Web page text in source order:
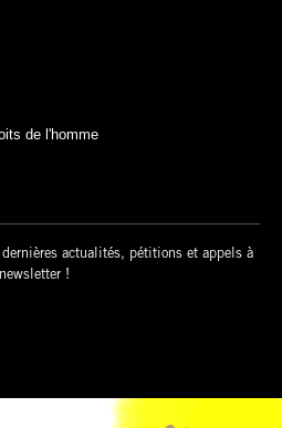
de l'homme
actualités, pétitions et appels à
!